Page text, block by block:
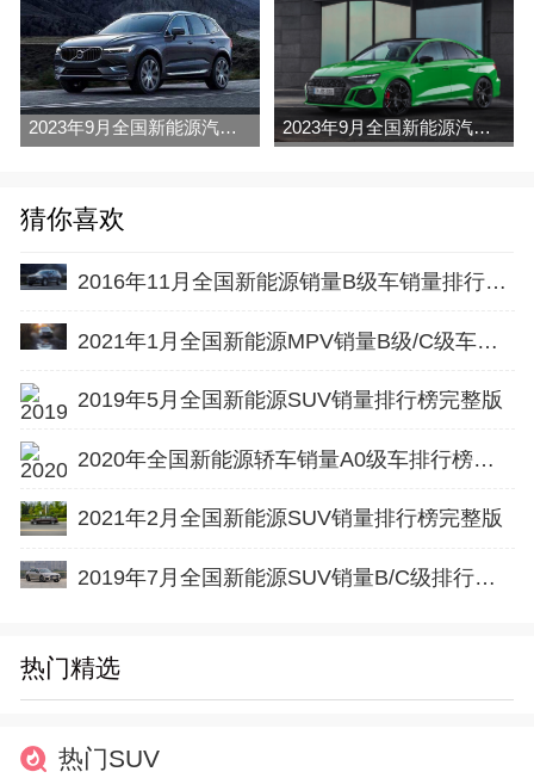
2023年9月全国新能源汽车车销量排行榜完整版(批发量 2023年9月全国新能源汽车车销量排行榜完整版(零售量
猜你喜欢
2016年11月全国新能源销量B级车销量排行榜完整版
2021年1月全国新能源MPV销量B级/C级车排行榜完整版
2019年5月全国新能源SUV销量排行榜完整版
2020年全国新能源轿车销量A0级车排行榜完整版
2021年2月全国新能源SUV销量排行榜完整版
2019年7月全国新能源SUV销量B/C级排行榜完整版
热门精选
热门SUV